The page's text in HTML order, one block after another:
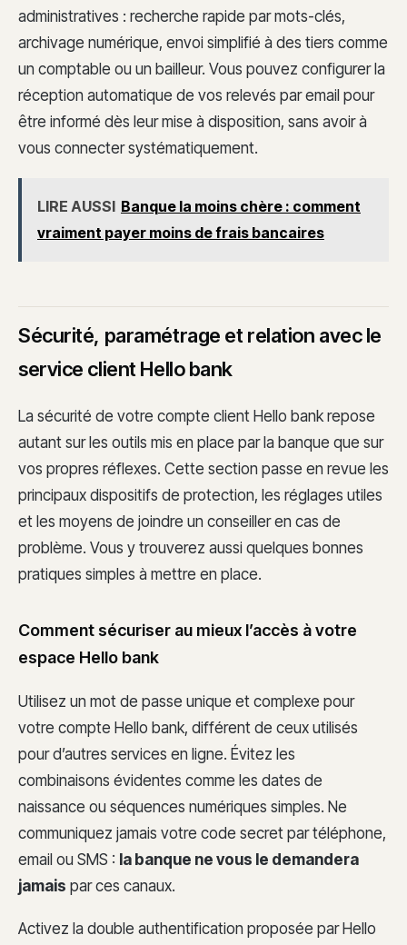
administratives : recherche rapide par mots-clés,
archivage numérique, envoi simplifié à des tiers comme
un comptable ou un bailleur. Vous pouvez configurer la
réception automatique de vos relevés par email pour
être informé dès leur mise à disposition, sans avoir à
vous connecter systématiquement.
LIRE AUSSI Banque la moins chère : comment
vraiment payer moins de frais bancaires
Sécurité, paramétrage et relation avec le
service client Hello bank
La sécurité de votre compte client Hello bank repose
autant sur les outils mis en place par la banque que sur
vos propres réflexes. Cette section passe en revue les
principaux dispositifs de protection, les réglages utiles
et les moyens de joindre un conseiller en cas de
problème. Vous y trouverez aussi quelques bonnes
pratiques simples à mettre en place.
Comment sécuriser au mieux l’accès à votre
espace Hello bank
Utilisez un mot de passe unique et complexe pour
votre compte Hello bank, différent de ceux utilisés
pour d’autres services en ligne. Évitez les
combinaisons évidentes comme les dates de
naissance ou séquences numériques simples. Ne
communiquez jamais votre code secret par téléphone,
email ou SMS : la banque ne vous le demandera
jamais par ces canaux.
Activez la double authentification proposée par Hello